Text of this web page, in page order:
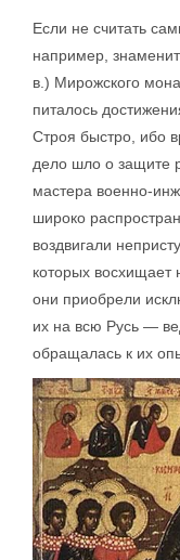
Если не считать
например,
в.) Мирожского
питалось
Строя быстро, ибо
дело шло о защите
мастера военно-
широко
воздвигали
которых восхищает
они приобрели
их на всю Русь —
обращалась к их